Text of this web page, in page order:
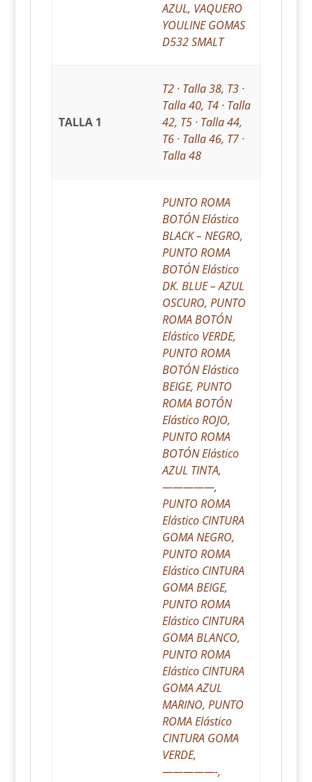
AZUL, VAQUERO
YOULINE GOMAS
D532 SMALT
TALLA 1
T2 · Talla 38, T3 ·
Talla 40, T4 · Talla
42, T5 · Talla 44,
T6 · Talla 46, T7 ·
Talla 48
PUNTO ROMA
BOTÓN Elástico
BLACK – NEGRO,
PUNTO ROMA
BOTÓN Elástico
DK. BLUE – AZUL
OSCURO, PUNTO
ROMA BOTÓN
Elástico VERDE,
PUNTO ROMA
BOTÓN Elástico
BEIGE, PUNTO
ROMA BOTÓN
Elástico ROJO,
PUNTO ROMA
BOTÓN Elástico
AZUL TINTA,
—————,
PUNTO ROMA
Elástico CINTURA
GOMA NEGRO,
PUNTO ROMA
Elástico CINTURA
GOMA BEIGE,
PUNTO ROMA
Elástico CINTURA
GOMA BLANCO,
PUNTO ROMA
Elástico CINTURA
GOMA AZUL
MARINO, PUNTO
ROMA Elástico
CINTURA GOMA
VERDE,
—————-,